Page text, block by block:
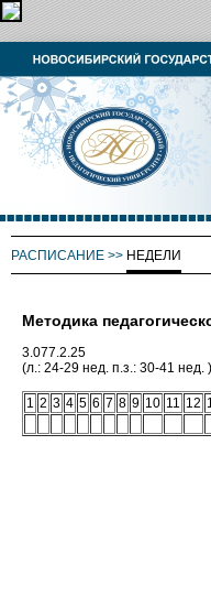
РАСПИСАНИЕ >> НЕДЕЛИ
Методика
3.077.2.25
(л.: 24-29 нед. п.з.: 30-41 нед. )
1 2 3 4 5 6 7 8 9 10 11 12